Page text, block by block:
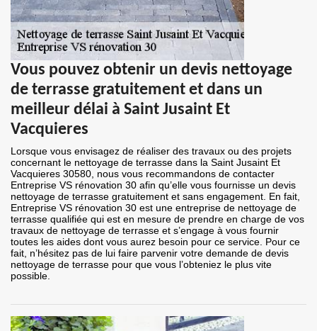
Vous pouvez obtenir un devis nettoyage
de terrasse gratuitement et dans un
meilleur délai à Saint Jusaint Et
Vacquieres
Lorsque vous envisagez de réaliser des travaux ou des projets
concernant le nettoyage de terrasse dans la Saint Jusaint Et
Vacquieres 30580, nous vous recommandons de contacter
Entreprise VS rénovation 30 afin qu’elle vous fournisse un devis
nettoyage de terrasse gratuitement et sans engagement. En fait,
Entreprise VS rénovation 30 est une entreprise de nettoyage de
terrasse qualifiée qui est en mesure de prendre en charge de vos
travaux de nettoyage de terrasse et s’engage à vous fournir
toutes les aides dont vous aurez besoin pour ce service. Pour ce
fait, n’hésitez pas de lui faire parvenir votre demande de devis
nettoyage de terrasse pour que vous l’obteniez le plus vite
possible.